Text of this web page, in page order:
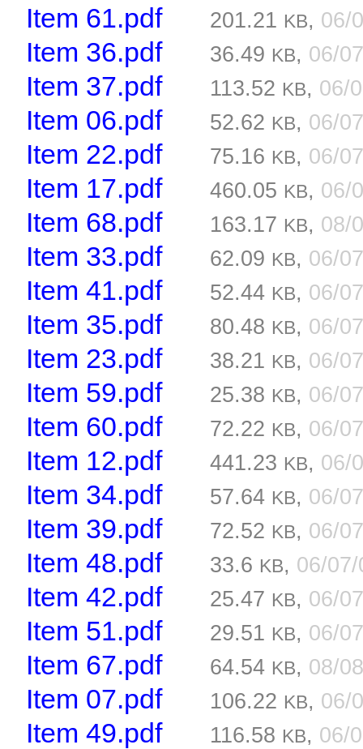
Item 61.pdf 201.21 KB, 06/
Item 36.pdf 36.49 KB, 06/
Item 37.pdf 113.52 KB, 06/
Item 06.pdf 52.62 KB, 06/
Item 22.pdf 75.16 KB, 06/
Item 17.pdf 460.05 KB, 06/
Item 68.pdf 163.17 KB, 08/
Item 33.pdf 62.09 KB, 06/
Item 41.pdf 52.44 KB, 06/
Item 35.pdf 80.48 KB, 06/
Item 23.pdf 38.21 KB, 06/
Item 59.pdf 25.38 KB, 06/
Item 60.pdf 72.22 KB, 06/
Item 12.pdf 441.23 KB, 06/
Item 34.pdf 57.64 KB, 06/
Item 39.pdf 72.52 KB, 06/
Item 48.pdf 33.6 KB, 06/
Item 42.pdf 25.47 KB, 06/
Item 51.pdf 29.51 KB, 06/
Item 67.pdf 64.54 KB, 08/
Item 07.pdf 106.22 KB, 06/
Item 49.pdf 116.58 KB, 06/